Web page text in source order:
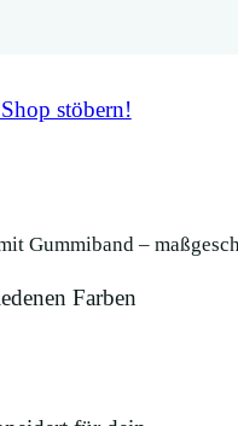
stöbern!
Gummiband –